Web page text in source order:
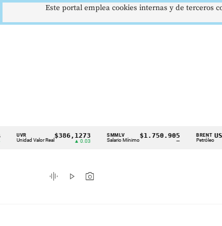
Cintillo
indicadores
económicos
Valor Real
$386,1273
▲ 0.03
SMMLV
Salario Mínimo
$1.750.905 BRENT
Petróleo ▼
graphic_eq play_arrow photo_camera
Este portal emplea cookies internas y de terceros